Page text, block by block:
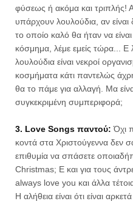
φύσεως ή ακόμα και τριπλής!
υπάρχουν λουλούδια, αν είναι
το οποίο καλό θα ήταν να
κόσμημα, λέμε εμείς τώρα... Ε
λουλούδια είναι νεκροί
κοσμήματα κάτι παντελώς
θα το πάμε για αλλαγή. Μα
συγκεκριμένη συμπεριφορά;
3. Love Songs παντού: Όχι
κοντά στα Χριστούγεννα δεν
επιθυμία να σπάσετε
Christmas; Ε και για τους
always love you και άλλα
Η αλήθεια είναι ότι είναι